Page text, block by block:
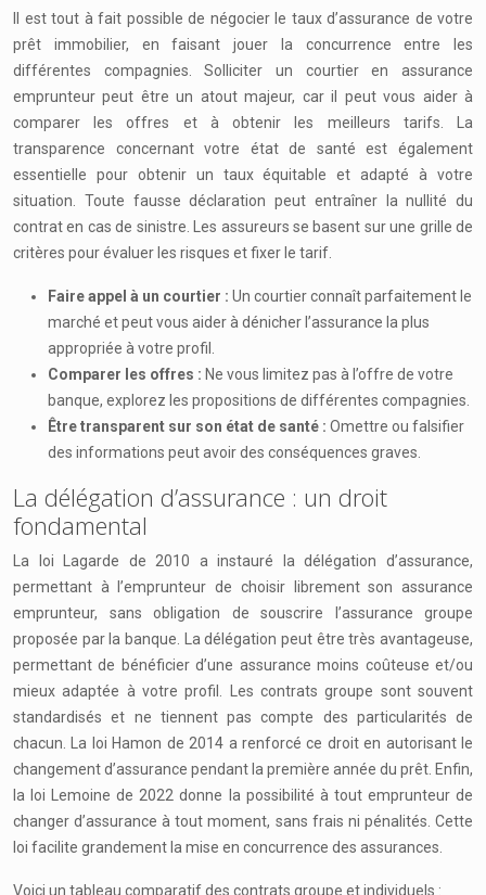
Il est tout à fait possible de négocier le taux d’assurance de votre
prêt immobilier, en faisant jouer la concurrence entre les
différentes compagnies. Solliciter un courtier en assurance
emprunteur peut être un atout majeur, car il peut vous aider à
comparer les offres et à obtenir les meilleurs tarifs. La
transparence concernant votre état de santé est également
essentielle pour obtenir un taux équitable et adapté à votre
situation. Toute fausse déclaration peut entraîner la nullité du
contrat en cas de sinistre. Les assureurs se basent sur une grille de
critères pour évaluer les risques et fixer le tarif.
Faire appel à un courtier : Un courtier connaît parfaitement le
marché et peut vous aider à dénicher l’assurance la plus
appropriée à votre profil.
Comparer les offres : Ne vous limitez pas à l’offre de votre
banque, explorez les propositions de différentes compagnies.
Être transparent sur son état de santé : Omettre ou falsifier
des informations peut avoir des conséquences graves.
La délégation d’assurance : un droit
fondamental
La loi Lagarde de 2010 a instauré la délégation d’assurance,
permettant à l’emprunteur de choisir librement son assurance
emprunteur, sans obligation de souscrire l’assurance groupe
proposée par la banque. La délégation peut être très avantageuse,
permettant de bénéficier d’une assurance moins coûteuse et/ou
mieux adaptée à votre profil. Les contrats groupe sont souvent
standardisés et ne tiennent pas compte des particularités de
chacun. La loi Hamon de 2014 a renforcé ce droit en autorisant le
changement d’assurance pendant la première année du prêt. Enfin,
la loi Lemoine de 2022 donne la possibilité à tout emprunteur de
changer d’assurance à tout moment, sans frais ni pénalités. Cette
loi facilite grandement la mise en concurrence des assurances.
Voici un tableau comparatif des contrats groupe et individuels :